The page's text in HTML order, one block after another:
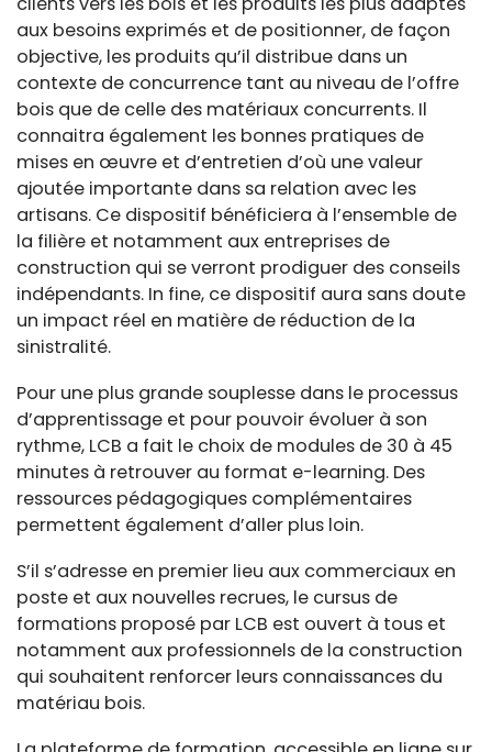
aux besoins exprimés et de positionner, de façon
objective, les produits qu’il distribue dans un
contexte de concurrence tant au niveau de l’offre
bois que de celle des matériaux concurrents. Il
connaitra également les bonnes pratiques de
mises en œuvre et d’entretien d’où une valeur
ajoutée importante dans sa relation avec les
artisans. Ce dispositif bénéficiera à l’ensemble de
la filière et notamment aux entreprises de
construction qui se verront prodiguer des conseils
indépendants. In fine, ce dispositif aura sans doute
un impact réel en matière de réduction de la
sinistralité.
Pour une plus grande souplesse dans le processus
d’apprentissage et pour pouvoir évoluer à son
rythme, LCB a fait le choix de modules de 30 à 45
minutes à retrouver au format e-learning. Des
ressources pédagogiques complémentaires
permettent également d’aller plus loin.
S’il s’adresse en premier lieu aux commerciaux en
poste et aux nouvelles recrues, le cursus de
formations proposé par LCB est ouvert à tous et
notamment aux professionnels de la construction
qui souhaitent renforcer leurs connaissances du
matériau bois.